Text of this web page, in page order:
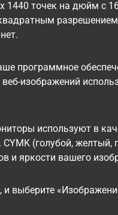
1440 точек на дюйм с
программное
изображений
используют в
(голубой, желтый,
и яркости вашего
выберите